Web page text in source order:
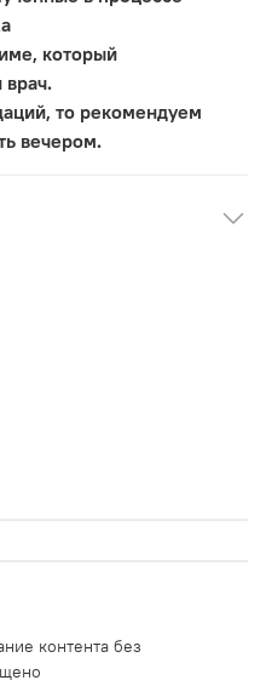
который
то рекомендуем
вечером.
контента без